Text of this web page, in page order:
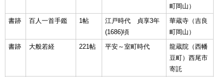
町岡山）
書跡
百人一首手鑑 1帖
江戸時代 貞享3年
(1686)頃
華蔵寺（吉良
町岡山）
書跡
大般若経 221帖 平安～室町時代
龍蔵院（西幡
豆町）西尾市
寄託